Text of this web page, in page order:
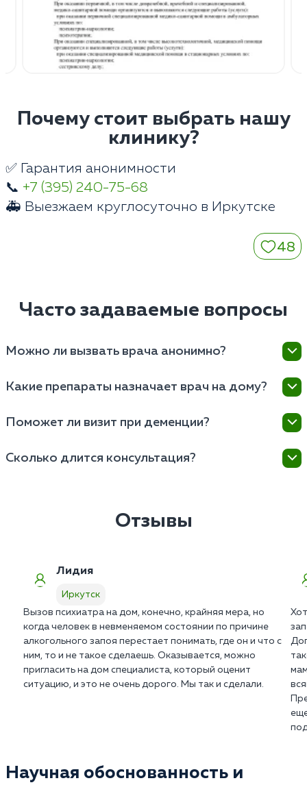
Почему стоит выбрать нашу
клинику?
✅ Гарантия анонимности
📞 +7 (395) 240-75-68
🚑 Выезжаем круглосуточно в Иркутске
48
Часто задаваемые вопросы
Можно ли вызвать врача анонимно?
конфиденциальность визита. Мы не ставим
данные в госорганы.
Какие препараты назначает врач на дому?
антидепрессанты, нейролептики или
выписываются на месте после осмотра.
Поможет ли визит при деменции?
золотой стандарт при нарушениях памяти или
Сколько длится консультация?
дать подробные инструкции родственникам по
Отзывы
Лидия
Иркутск
Вызов психиатра на дом, конечно, крайняя мера, но
когда человек в невменяемом состоянии по причине
алкогольного запоя перестает понимать, где он и что с
ним, то и не такое сделаешь. Оказывается, можно
пригласить на дом специалиста, который оценит
ситуацию, и это не очень дорого. Мы так и сделали.
Научная обоснованность и